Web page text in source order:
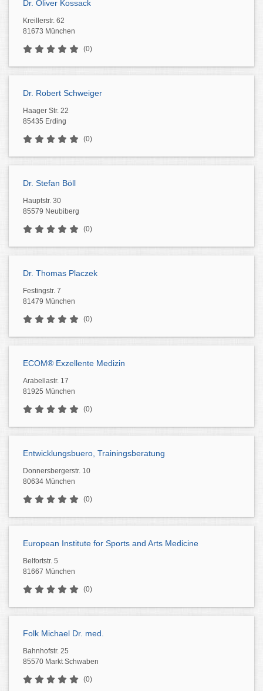
Dr. Oliver Kossack
Kreillerstr. 62
81673 München
(0)
Dr. Robert Schweiger
Haager Str. 22
85435 Erding
(0)
Dr. Stefan Böll
Hauptstr. 30
85579 Neubiberg
(0)
Dr. Thomas Placzek
Festingstr. 7
81479 München
(0)
ECOM® Exzellente Medizin
Arabellastr. 17
81925 München
(0)
Entwicklungsbuero, Trainingsberatung
Donnersbergerstr. 10
80634 München
(0)
European Institute for Sports and Arts Medicine
Belfortstr. 5
81667 München
(0)
Folk Michael Dr. med.
Bahnhofstr. 25
85570 Markt Schwaben
(0)